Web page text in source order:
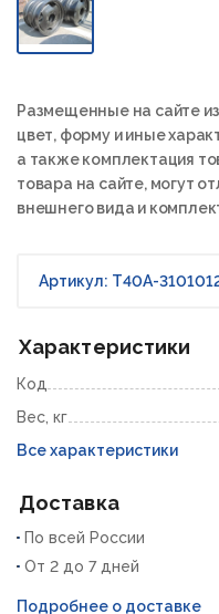
Размещенные на сайте
цвет, форму и иные
а также комплектация
товара на сайте, могут
внешнего вида и
Артикул: Т40А-
Характеристики
Код
Вес, кг
Все характеристики
Доставка
По всей России
От 2 до 7 дней
Подробнее о доставке